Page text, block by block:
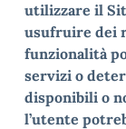
utilizzare il
usufruire dei
funzionalità
servizi o
disponibili o
l’utente